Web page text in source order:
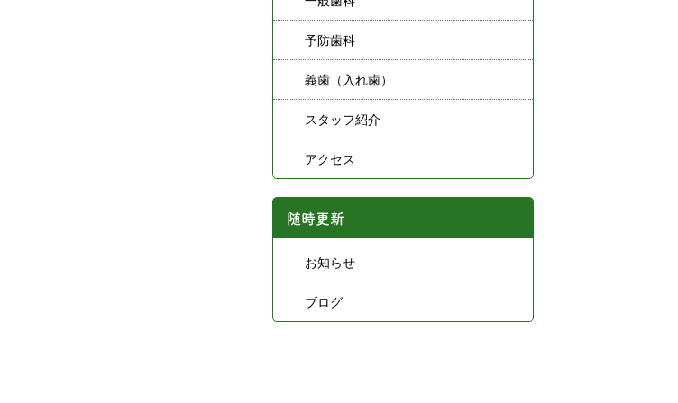
予防歯科
義歯（入れ歯）
スタッフ紹介
アクセス
随時更新
お知らせ
ブログ